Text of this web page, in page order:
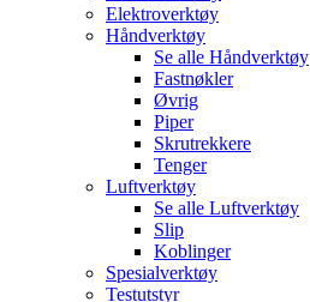
Elektroverktøy
Håndverktøy
Se alle Håndverktøy
Fastnøkler
Øvrig
Piper
Skrutrekkere
Tenger
Luftverktøy
Se alle Luftverktøy
Slip
Koblinger
Spesialverktøy
Testutstyr